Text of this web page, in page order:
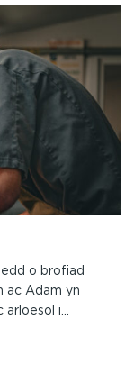
o brofiad
ac Adam yn
i...